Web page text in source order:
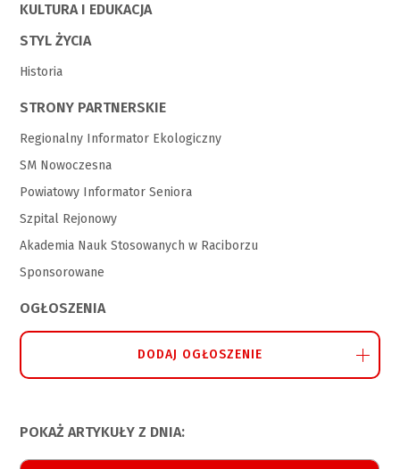
KULTURA I EDUKACJA
STYL ŻYCIA
Historia
STRONY PARTNERSKIE
Regionalny Informator Ekologiczny
SM Nowoczesna
Powiatowy Informator Seniora
Szpital Rejonowy
Akademia Nauk Stosowanych w Raciborzu
Sponsorowane
OGŁOSZENIA
DODAJ OGŁOSZENIE
POKAŻ ARTYKUŁY Z DNIA: